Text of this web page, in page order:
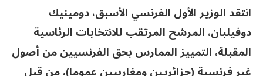
انتقد الوزير الأول الفرنسي الأسبق، دومينيك
دوفيلبان، المرشح المرتقب للانتخابات الرئاسية
المقبلة، التمييز الممارس بحق الفرنسيين من أصول